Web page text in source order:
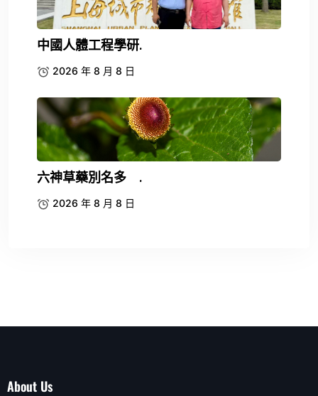
中國人體工程學研.
2026 年 8 月 8 日
六神草藥別名多 .
2026 年 8 月 8 日
About Us